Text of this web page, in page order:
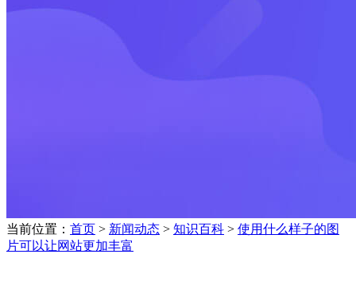
当前位置： 首页 > 新闻动态 > 知识百科 > 使用什么样子的图
片可以让网站更加丰富